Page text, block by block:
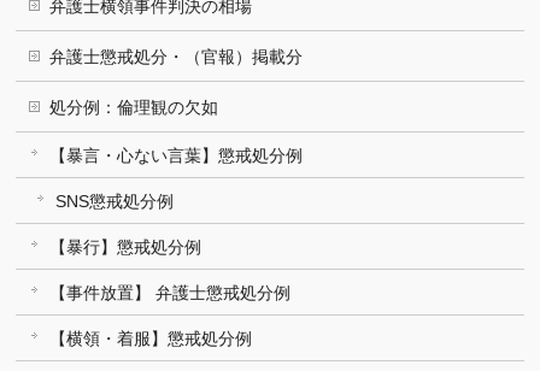
弁護士横領事件判決の相場
弁護士懲戒処分・（官報）掲載分
処分例：倫理観の欠如
【暴言・心ない言葉】懲戒処分例
SNS懲戒処分例
【暴行】懲戒処分例
【事件放置】 弁護士懲戒処分例
【横領・着服】懲戒処分例